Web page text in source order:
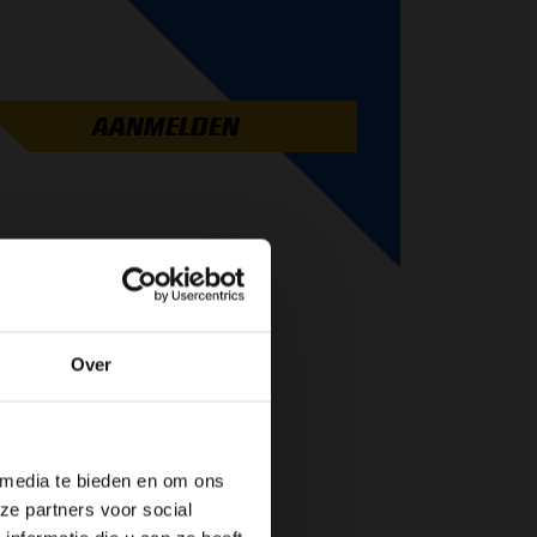
Over
te bieden en om ons
partners voor social
AANMELDEN